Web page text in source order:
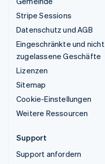
Stripe Sessions
Datenschutz und AGB
Eingeschränkte und nicht
zugelassene Geschäfte
Lizenzen
Sitemap
Cookie-Einstellungen
Weitere Ressourcen
Support
Support anfordern